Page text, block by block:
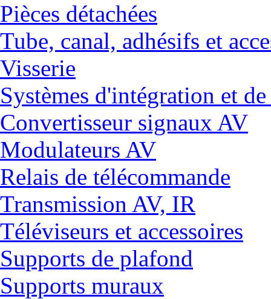
Pièces détachées
Tube, canal, adhésifs et
Visserie
Systèmes d'intégration et
Convertisseur signaux AV
Modulateurs AV
Relais de télécommande
Transmission AV, IR
Téléviseurs et accessoires
Supports de plafond
Supports muraux